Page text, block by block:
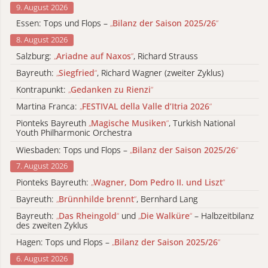
9. August 2026
Essen: Tops und Flops – „Bilanz der Saison 2025/26“
8. August 2026
Salzburg: „Ariadne auf Naxos“, Richard Strauss
Bayreuth: „Siegfried“, Richard Wagner (zweiter Zyklus)
Kontrapunkt: „Gedanken zu Rienzi“
Martina Franca: „FESTIVAL della Valle d’Itria 2026“
Pionteks Bayreuth „Magische Musiken“, Turkish National
Youth Philharmonic Orchestra
Wiesbaden: Tops und Flops – „Bilanz der Saison 2025/26“
7. August 2026
Pionteks Bayreuth: „Wagner, Dom Pedro II. und Liszt“
Bayreuth: „Brünnhilde brennt“, Bernhard Lang
Bayreuth: „Das Rheingold“ und „Die Walküre“ – Halbzeitbilanz
des zweiten Zyklus
Hagen: Tops und Flops – „Bilanz der Saison 2025/26“
6. August 2026